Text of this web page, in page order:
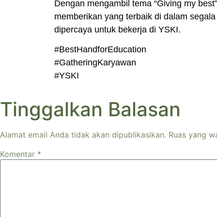
Dengan mengambil tema “Giving my
memberikan yang terbaik di dalam
dipercaya untuk bekerja di YSKI.
#BestHandforEducation
#GatheringKaryawan
#YSKI
Tinggalkan Balasan
Alamat email Anda tidak akan dipublikasikan. Ruas yang
Komentar *